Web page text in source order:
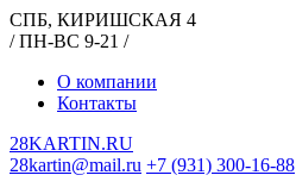
СПБ, КИРИШСКАЯ 4
/ ПН-ВС 9-21 /
О компании
Контакты
28KARTIN.RU
28kartin@mail.ru +7 (931) 300-16-88